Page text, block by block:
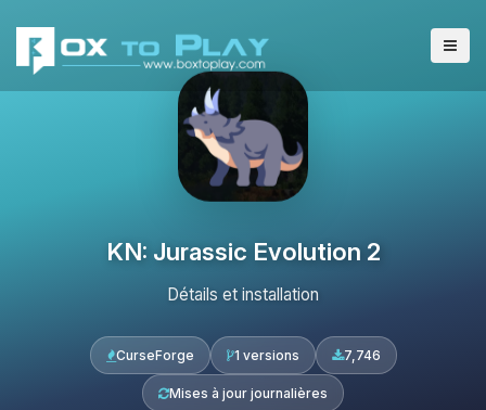
KN: Jurassic Evolution 2
Détails et installation
CurseForge 1 versions 7,746
Mises à jour journalières